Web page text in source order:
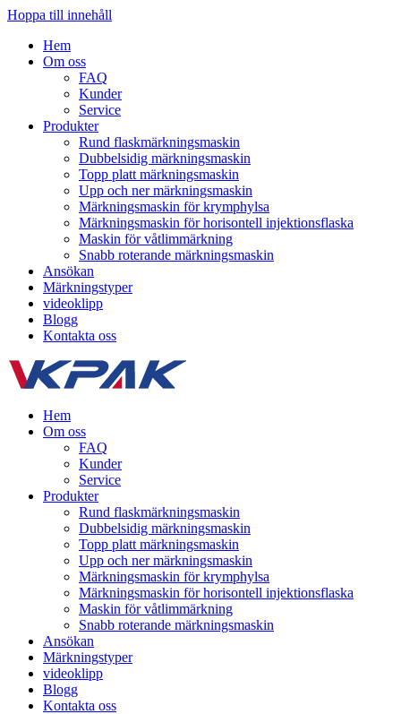
Hoppa till innehåll
Hem
Om oss
FAQ
Kunder
Service
Produkter
Rund flaskmärkningsmaskin
Dubbelsidig märkningsmaskin
Topp platt märkningsmaskin
Upp och ner märkningsmaskin
Märkningsmaskin för krymphylsa
Märkningsmaskin för horisontell injektionsflaska
Maskin för våtlimmärkning
Snabb roterande märkningsmaskin
Ansökan
Märkningstyper
videoklipp
Blogg
Kontakta oss
Hem
Om oss
FAQ
Kunder
Service
Produkter
Rund flaskmärkningsmaskin
Dubbelsidig märkningsmaskin
Topp platt märkningsmaskin
Upp och ner märkningsmaskin
Märkningsmaskin för krymphylsa
Märkningsmaskin för horisontell injektionsflaska
Maskin för våtlimmärkning
Snabb roterande märkningsmaskin
Ansökan
Märkningstyper
videoklipp
Blogg
Kontakta oss